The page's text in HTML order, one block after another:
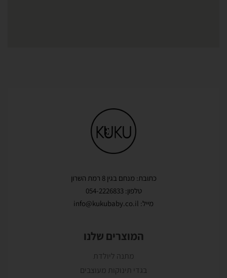
כתובת: מנחם בגין 8 רמת השרון
טלפון: 054-2226833
מייל: info@kukubaby.co.il
המוצרים שלנו
מתנה ליולדת
בגדי תינוקות מעוצבים